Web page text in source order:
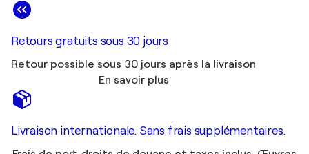
Retours gratuits sous 30 jours
Retour possible sous 30 jours après la livraison
En savoir plus
Livraison internationale. Sans frais supplémentaires.